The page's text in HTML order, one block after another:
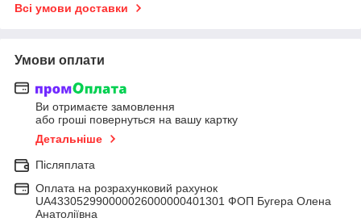
Всі умови доставки
Умови оплати
Ви отримаєте замовлення
або гроші повернуться на вашу картку
Детальніше
Післяплата
Оплата на розрахунковий рахунок
UA433052990000026000000401301 ФОП Бугера Олена
Анатоліївна